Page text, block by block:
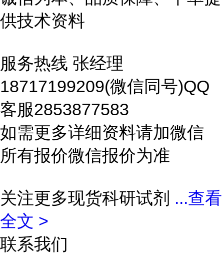
供技术资料
服务热线 张经理
18717199209(微信同号)QQ
客服2853877583
如需更多详细资料请加微信
所有报价微信报价为准
关注更多现货科研试剂 ...查看
全文 >
联系我们